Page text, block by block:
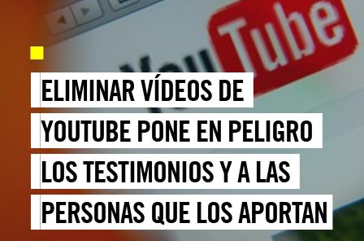
ELIMINAR VÍDEOS DE
YOUTUBE PONE EN PELIGRO
LOS TESTIMONIOS Y A LAS
PERSONAS QUE LOS APORTAN